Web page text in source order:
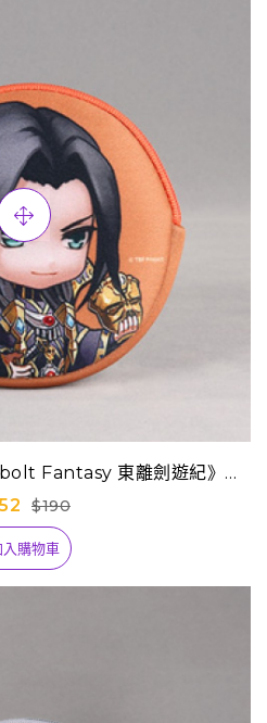
Fantasy 東離劍遊紀》Q
身包-蔑天骸
$190
入購物車